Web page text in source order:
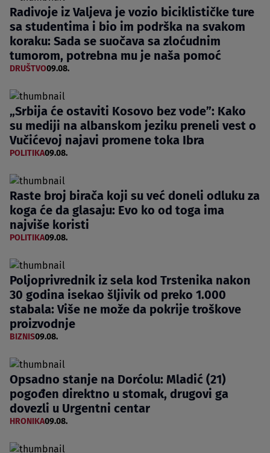
Radivoje iz Valjeva je vozio biciklističke ture
sa studentima i bio im podrška na svakom
koraku: Sada se suočava sa zloćudnim
tumorom, potrebna mu je naša pomoć
DRUŠTVO09.08.
„Srbija će ostaviti Kosovo bez vode”: Kako
su mediji na albanskom jeziku preneli vest o
Vučićevoj najavi promene toka Ibra
POLITIKA09.08.
Raste broj birača koji su već doneli odluku za
koga će da glasaju: Evo ko od toga ima
najviše koristi
POLITIKA09.08.
Poljoprivrednik iz sela kod Trstenika nakon
30 godina isekao šljivik od preko 1.000
stabala: Više ne može da pokrije troškove
proizvodnje
BIZNIS09.08.
Opsadno stanje na Dorćolu: Mladić (21)
pogođen direktno u stomak, drugovi ga
dovezli u Urgentni centar
HRONIKA09.08.